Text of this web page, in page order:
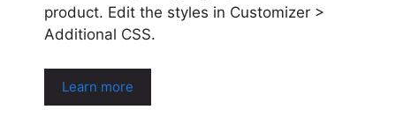
product. Edit the styles in Customizer >
Additional CSS.
Learn more